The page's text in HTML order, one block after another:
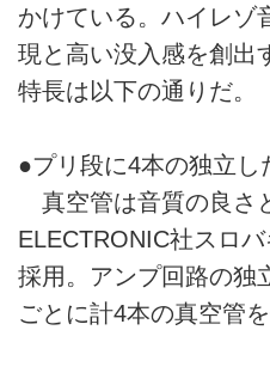
かけている。ハイレゾ
現と高い没入感を創出
特長は以下の通りだ。
●プリ段に4本の独立し
真空管は音質の良さ
ELECTRONIC社スロ
採用。アンプ回路の独
ごとに計4本の真空管